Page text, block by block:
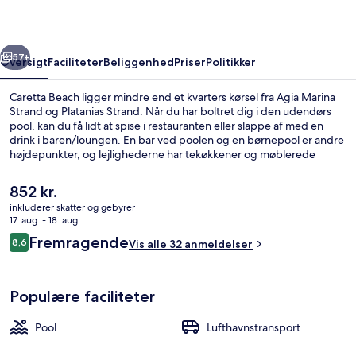
Næste
57+
OversigtFaciliteterBeliggenhedPriserPolitikker
Caretta Beach ligger mindre end et kvarters kørsel fra Agia Marina
Strand og Platanias Strand. Når du har boltret dig i den udendørs
pool, kan du få lidt at spise i restauranten eller slappe af med en
drink i baren/loungen. En bar ved poolen og en børnepool er andre
højdepunkter, og lejlighederne har tekøkkener og møblerede
Den
nuværende
pris
er
852 kr.
852 kr.
inkluderer skatter og gebyrer
17. aug. - 18. aug.
Anmeldelser
8,68,6 ud af 10.
FremragendeVis alle 32 anmeldelser
Populære faciliteter
Pool
Lufthavnstransport